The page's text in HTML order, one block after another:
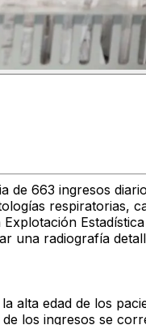
de 663 ingresos
respiratorias,
radiografía
edad de los
los ingresos se